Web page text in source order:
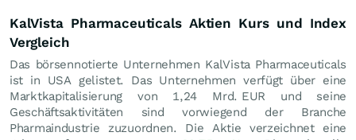
KalVista Pharmaceuticals Aktien Kurs und Index
Vergleich
Das börsennotierte Unternehmen KalVista Pharmaceuticals
ist in USA gelistet. Das Unternehmen verfügt über eine
Marktkapitalisierung von 1,24 Mrd. EUR und seine
Geschäftsaktivitäten sind vorwiegend der Branche
Pharmaindustrie zuzuordnen. Die Aktie verzeichnet eine